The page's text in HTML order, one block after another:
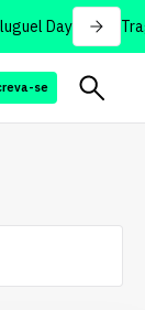
Day
se